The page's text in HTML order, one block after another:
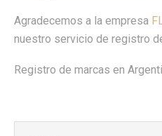
Agradecemos a la empresa
nuestro servicio de registro
Registro de marcas en